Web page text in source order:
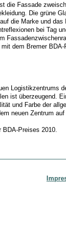
die Fassade
Die grüne
die Marke und das
bei Tag
dem Bremer BDA-
Logistikzentrums
ist überzeugend.
und Farbe der
neuen Zentrum
Preises 2010.